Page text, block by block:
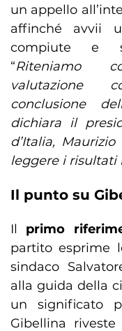
un appello
affinché avvii
compiute e
“Riteniamo
valutazione
conclusione
dichiara il
d’Italia,
leggere i risultati
Il punto su
Il primo
partito esprime
sindaco
alla guida della
un significato
Gibellina